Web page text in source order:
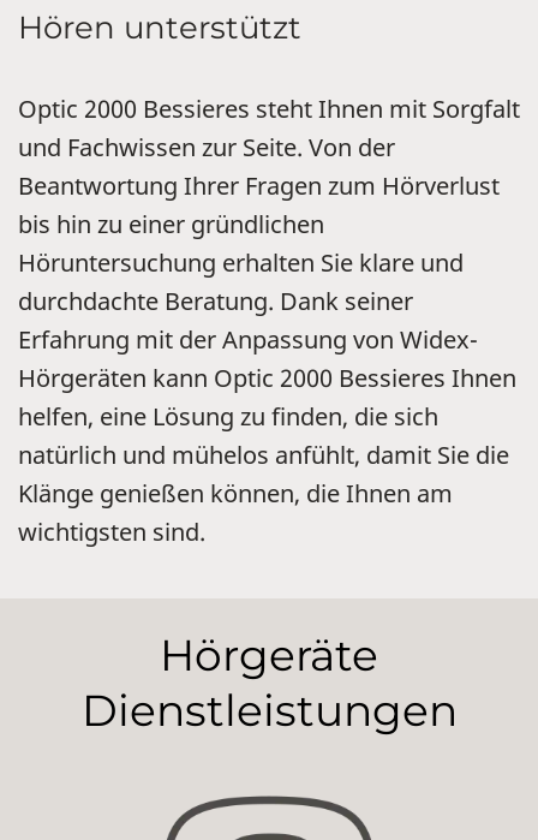
Hören unterstützt
Optic 2000 Bessieres steht Ihnen mit Sorgfalt
und Fachwissen zur Seite. Von der
Beantwortung Ihrer Fragen zum Hörverlust
bis hin zu einer gründlichen
Höruntersuchung erhalten Sie klare und
durchdachte Beratung. Dank seiner
Erfahrung mit der Anpassung von Widex-
Hörgeräten kann Optic 2000 Bessieres Ihnen
helfen, eine Lösung zu finden, die sich
natürlich und mühelos anfühlt, damit Sie die
Klänge genießen können, die Ihnen am
wichtigsten sind.
Hörgeräte
Dienstleistungen